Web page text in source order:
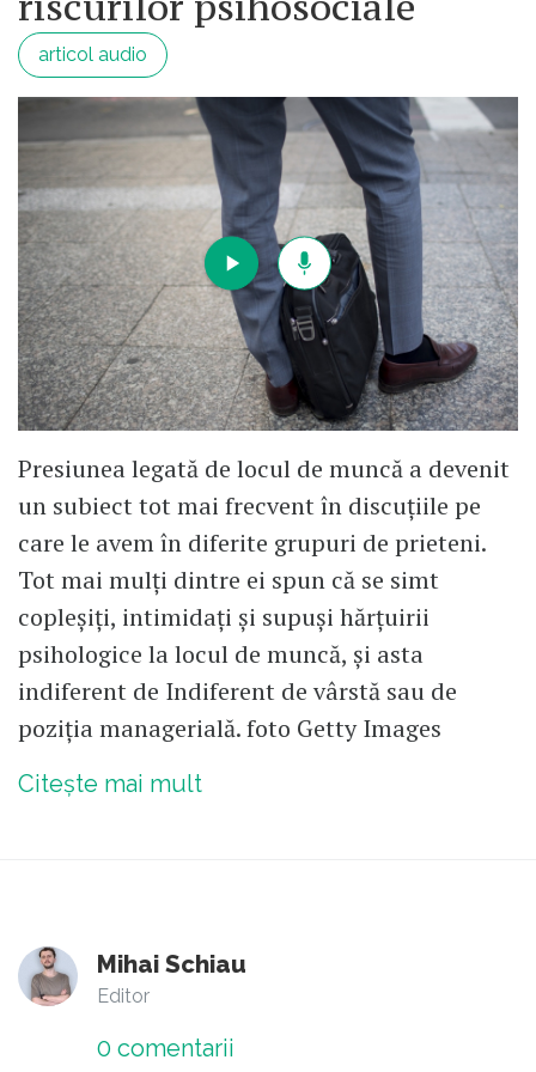
articol audio
Presiunea legată de locul de muncă a devenit
un subiect tot mai frecvent în discuțiile pe
care le avem în diferite grupuri de prieteni.
Tot mai mulți dintre ei spun că se simt
copleșiți, intimidați și supuși hărțuirii
psihologice la locul de muncă, și asta
indiferent de Indiferent de vârstă sau de
poziția managerială. foto Getty Images
Citește mai mult
Mihai Schiau
Editor
0 comentarii